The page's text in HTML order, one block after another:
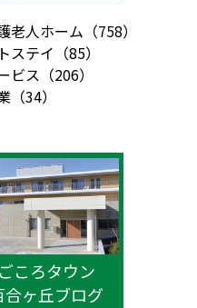
老人ホーム （758）
ステイ （85）
ビス （206）
（34）
ころタウン
合ヶ丘ブログ